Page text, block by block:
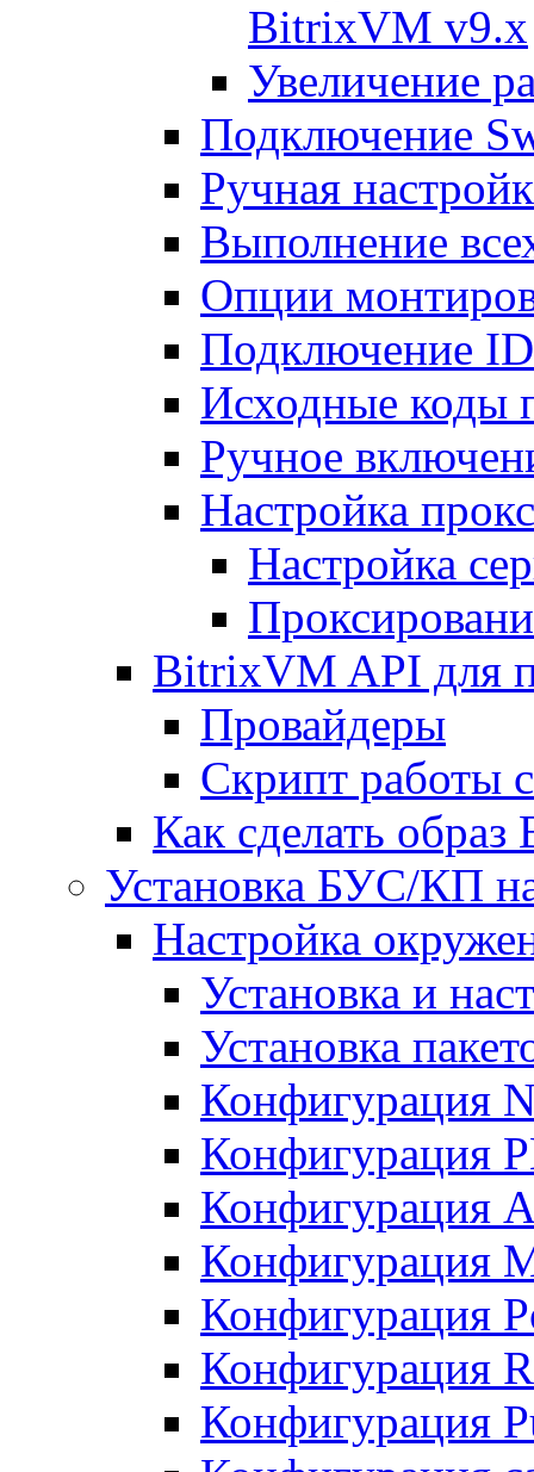
BitrixVM v9.x
Увеличение
Подключение
Ручная
Выполнение
Опции
Подключение
Исходные коды
Ручное
Настройка
Настройка
BitrixVM API для
Провайдеры
Скрипт работы
Как сделать
Установка БУС/КП
Настройка
Установка и
Установка
Конфигурация
Конфигурация
Конфигурация
Конфигурация
Конфигурация
Конфигурация
Конфигурация